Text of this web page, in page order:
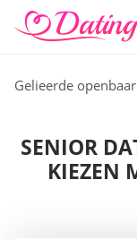
Gelieerde
SENIOR
KIEZEN